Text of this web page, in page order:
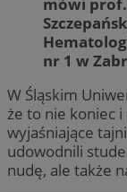
mówi prof.
nr 1 w
W Śląskim
że to nie koniec
wyjaśniające
udowodnili
nudę, ale także